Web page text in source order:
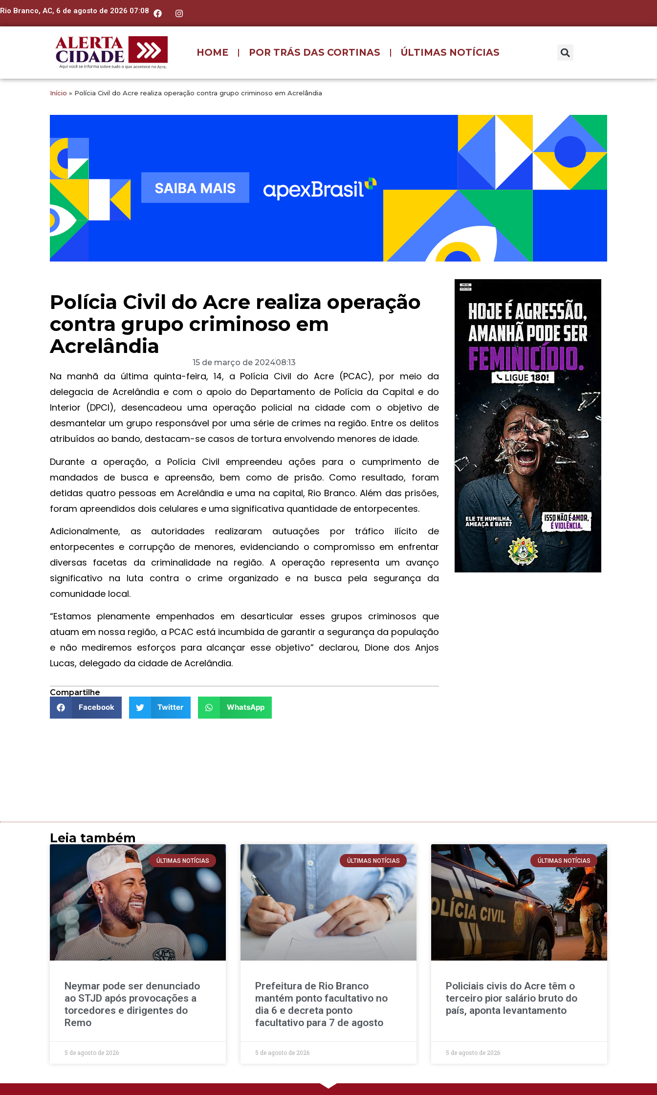
Rio Branco, AC, 6 de agosto de 2026 07:08
HOME POR TRÁS DAS CORTINAS ÚLTIMAS NOTÍCIAS
Início » Polícia Civil do Acre realiza operação contra grupo criminoso em Acrelândia
Polícia Civil do Acre realiza operação
contra grupo criminoso em
Acrelândia
15 de março de 202408:13
Na manhã da última quinta-feira, 14, a Polícia Civil do Acre (PCAC), por meio da
delegacia de Acrelândia e com o apoio do Departamento de Polícia da Capital e do
Interior (DPCI), desencadeou uma operação policial na cidade com o objetivo de
desmantelar um grupo responsável por uma série de crimes na região. Entre os delitos
atribuídos ao bando, destacam-se casos de tortura envolvendo menores de idade.
Durante a operação, a Polícia Civil empreendeu ações para o cumprimento de
mandados de busca e apreensão, bem como de prisão. Como resultado, foram
detidas quatro pessoas em Acrelândia e uma na capital, Rio Branco. Além das prisões,
foram apreendidos dois celulares e uma significativa quantidade de entorpecentes.
Adicionalmente, as autoridades realizaram autuações por tráfico ilícito de
entorpecentes e corrupção de menores, evidenciando o compromisso em enfrentar
diversas facetas da criminalidade na região. A operação representa um avanço
significativo na luta contra o crime organizado e na busca pela segurança da
comunidade local.
“Estamos plenamente empenhados em desarticular esses grupos criminosos que
atuam em nossa região, a PCAC está incumbida de garantir a segurança da população
e não mediremos esforços para alcançar esse objetivo” declarou, Dione dos Anjos
Lucas, delegado da cidade de Acrelândia.
Compartilhe
Facebook
Twitter WhatsApp
Leia também
ÚLTIMAS NOTÍCIAS
Neymar pode ser denunciado
ao STJD após provocações a
torcedores e dirigentes do
Remo
5 de agosto de 2026
ÚLTIMAS NOTÍCIAS
Prefeitura de Rio Branco
mantém ponto facultativo no
dia 6 e decreta ponto
facultativo para 7 de agosto
5 de agosto de 2026
ÚLTIMAS NOTÍCIAS
Policiais civis do Acre têm o
terceiro pior salário bruto do
país, aponta levantamento
5 de agosto de 2026